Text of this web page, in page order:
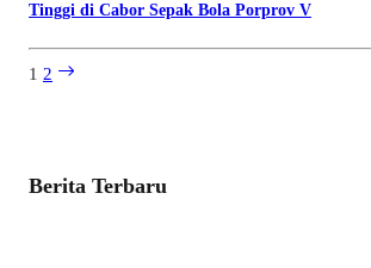
Tinggi di Cabor Sepak Bola Porprov V
1 2
Berita Terbaru